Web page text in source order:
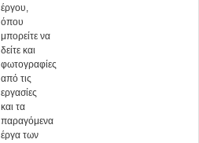
έργου,
όπου
μπορείτε να
δείτε και
φωτογραφίες
από τις
εργασίες
και τα
παραγόμενα
έργα των